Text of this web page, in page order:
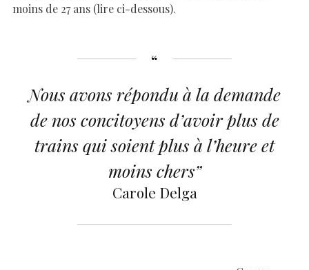
moins de 27 ans (lire ci-dessous).
Nous avons répondu à la demande
de nos concitoyens d’avoir plus de
trains qui soient plus à l’heure et
moins chers”
Carole Delga